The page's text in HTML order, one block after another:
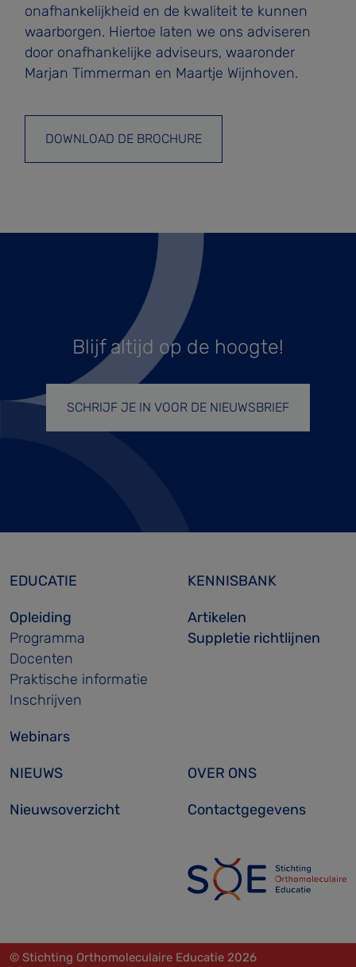
onafhankelijkheid en de kwaliteit te kunnen
waarborgen. Hiertoe laten we ons adviseren
door onafhankelijke adviseurs, waaronder
Marjan Timmerman en Maartje Wijnhoven.
DOWNLOAD DE BROCHURE
Blijf altijd op de hoogte!
SCHRIJF JE IN VOOR DE NIEUWSBRIEF
EDUCATIE
Opleiding
Programma
Docenten
Praktische informatie
Inschrijven
Webinars
KENNISBANK
Artikelen
Suppletie richtlijnen
NIEUWS
Nieuwsoverzicht
OVER ONS
Contactgegevens
© Stichting Orthomoleculaire Educatie 2026